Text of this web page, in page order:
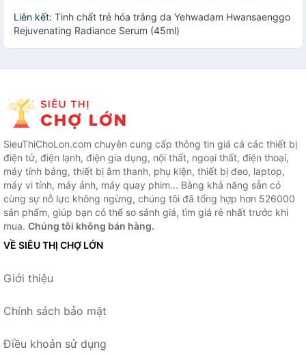
Liên kết: Tinh chất trẻ hóa trắng da Yehwadam Hwansaenggo
Rejuvenating Radiance Serum (45ml)
SieuThiChoLon.com chuyên cung cấp thông tin giá cả các thiết bị
điện tử, điện lạnh, điện gia dụng, nội thất, ngoại thất, điện thoại,
máy tính bảng, thiết bị âm thanh, phụ kiện, thiết bị đeo, laptop,
máy vi tính, máy ảnh, máy quay phim... Bằng khả năng sẵn có
cùng sự nỗ lực không ngừng, chúng tôi đã tổng hợp hơn 526000
sản phẩm, giúp bạn có thể so sánh giá, tìm giá rẻ nhất trước khi
mua. Chúng tôi không bán hàng.
VỀ SIÊU THỊ CHỢ LỚN
Giới thiệu
Chính sách bảo mật
Điều khoản sử dụng